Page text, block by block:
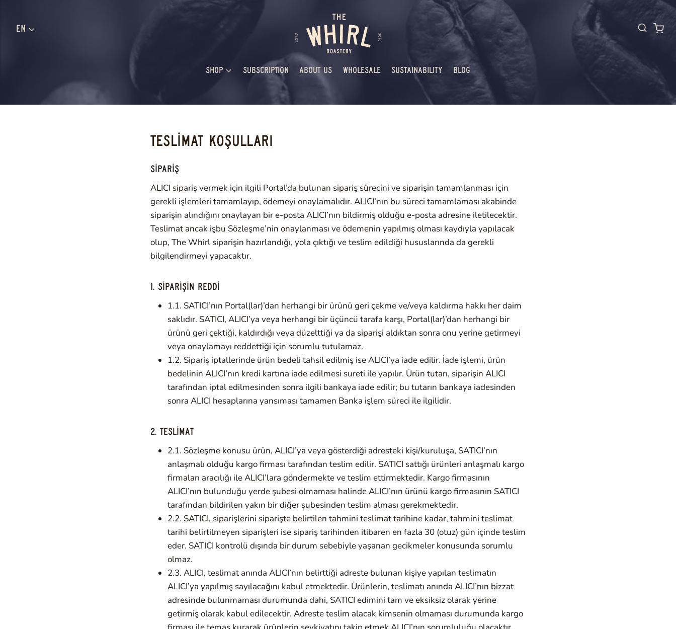
content
EN
SHOP SUBSCRIPTION ABOUT US WHOLESALE SUSTAINABILITY BLOG
TESLİMAT KOŞULLARI
SİPARİŞ
ALICI sipariş vermek için ilgili Portal’da bulunan sipariş sürecini ve siparişin tamamlanması için
gerekli işlemleri tamamlayıp, ödemeyi onaylamalıdır. ALICI’nın bu süreci tamamlaması akabinde
siparişin alındığını onaylayan bir e-posta ALICI’nın bildirmiş olduğu e-posta adresine iletilecektir.
Teslimat ancak işbu Sözleşme’nin onaylanması ve ödemenin yapılmış olması kaydıyla yapılacak
olup, The Whirl siparişin hazırlandığı, yola çıktığı ve teslim edildiği hususlarında da gerekli
bilgilendirmeyi yapacaktır.
1. SİPARİŞİN REDDİ
1.1. SATICI’nın Portal(lar)’dan herhangi bir ürünü geri çekme ve/veya kaldırma hakkı her daim
saklıdır. SATICI, ALICI’ya veya herhangi bir üçüncü tarafa karşı, Portal(lar)’dan herhangi bir
ürünü geri çektiği, kaldırdığı veya düzelttiği ya da siparişi aldıktan sonra onu yerine getirmeyi
veya onaylamayı reddettiği için sorumlu tutulamaz.
1.2. Sipariş iptallerinde ürün bedeli tahsil edilmiş ise ALICI’ya iade edilir. İade işlemi, ürün
bedelinin ALICI’nın kredi kartına iade edilmesi sureti ile yapılır. Ürün tutarı, siparişin ALICI
tarafından iptal edilmesinden sonra ilgili bankaya iade edilir; bu tutarın bankaya iadesinden
sonra ALICI hesaplarına yansıması tamamen Banka işlem süreci ile ilgilidir.
2. TESLİMAT
2.1. Sözleşme konusu ürün, ALICI’ya veya gösterdiği adresteki kişi/kuruluşa, SATICI’nın
anlaşmalı olduğu kargo firması tarafından teslim edilir. SATICI sattığı ürünleri anlaşmalı kargo
firmaları aracılığı ile ALICI’lara göndermekte ve teslim ettirmektedir. Kargo firmasının
ALICI’nın bulunduğu yerde şubesi olmaması halinde ALICI’nın ürünü kargo firmasının SATICI
tarafından bildirilen yakın bir diğer şubesinden teslim alması gerekmektedir.
2.2. SATICI, siparişlerini siparişte belirtilen tahmini teslimat tarihine kadar, tahmini teslimat
tarihi belirtilmeyen siparişleri ise sipariş tarihinden itibaren en fazla 30 (otuz) gün içinde teslim
eder. SATICI kontrolü dışında bir durum sebebiyle yaşanan gecikmeler konusunda sorumlu
olmaz.
2.3. ALICI, teslimat anında ALICI’nın belirttiği adreste bulunan kişiye yapılan teslimatın
ALICI’ya yapılmış sayılacağını kabul etmektedir. Ürünlerin, teslimatı anında ALICI’nın bizzat
adresinde bulunmaması durumunda dahi, SATICI edimini tam ve eksiksiz olarak yerine
getirmiş olarak kabul edilecektir. Adreste teslim alacak kimsenin olmaması durumunda kargo